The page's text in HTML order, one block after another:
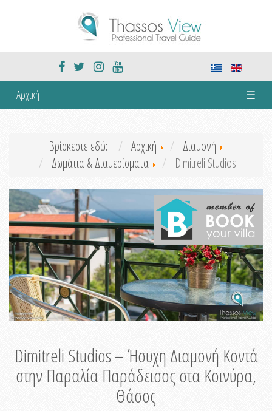
Αρχική ☰
Βρίσκεστε εδώ: Αρχική
Διαμονή
Δωμάτια & Διαμερίσματα
Dimitreli Studios
Dimitreli Studios – Ήσυχη Διαμονή Κοντά
στην Παραλία Παράδεισος στα Κοινύρα,
Θάσος